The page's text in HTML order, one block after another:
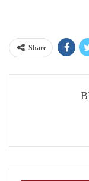
Share